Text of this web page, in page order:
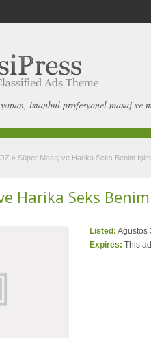
istanbul profesyonel masaj ve
» Süper Masaj ve Harika Seks Benim İşim
Harika Seks
Listed: Ağustos
Expires: This